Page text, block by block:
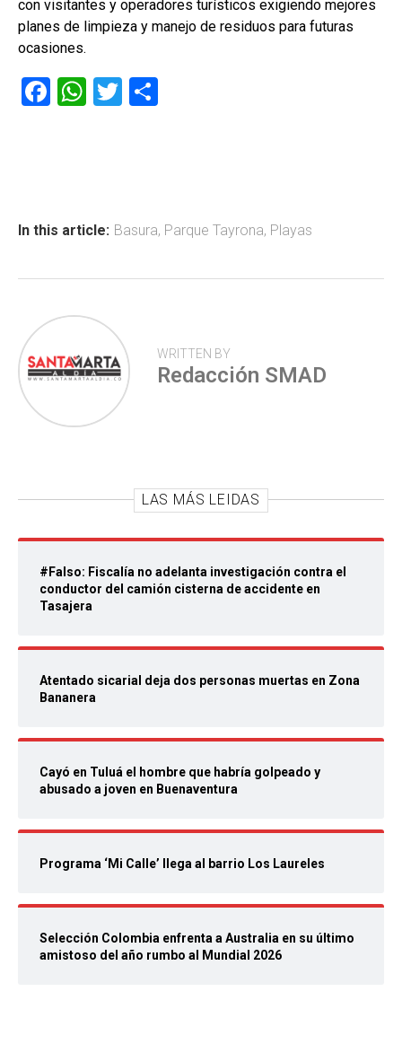
con visitantes y operadores turísticos exigiendo mejores
planes de limpieza y manejo de residuos para futuras
ocasiones.
F
ok
W
p
T
tir
In this article: Basura, Parque Tayrona, Playas
WRITTEN BY
Redacción SMAD
LAS MÁS LEIDAS
#Falso: Fiscalía no adelanta investigación contra el
conductor del camión cisterna de accidente en
Tasajera
Atentado sicarial deja dos personas muertas en Zona
Bananera
Cayó en Tuluá el hombre que habría golpeado y
abusado a joven en Buenaventura
Programa ‘Mi Calle’ llega al barrio Los Laureles
Selección Colombia enfrenta a Australia en su último
amistoso del año rumbo al Mundial 2026